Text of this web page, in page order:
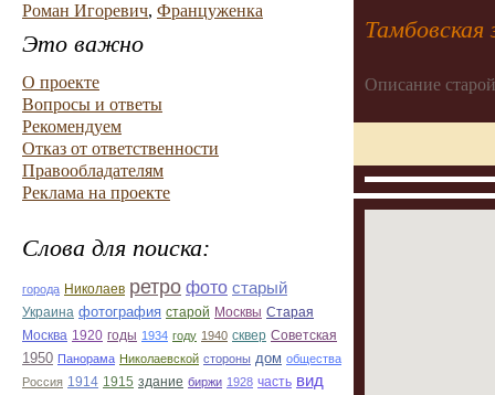
Роман Игоревич, Француженка
Это важно
О проекте
Вопросы и ответы
Рекомендуем
Отказ от ответственности
Правообладателям
Реклама на проекте
Слова для поиска:
города Николаев ретро фото старый
Украина фотография старой Москвы Старая
Москва 1920 годы 1934 году 1940 сквер Советская
1950 Панорама Николаевской стороны дом общества
Россия 1914 1915 здание биржи 1928 часть вид
Тамбовская
Описание